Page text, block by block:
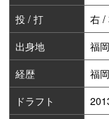
投 / 打
右 /
出身地
福岡
経歴
福
ドラフト